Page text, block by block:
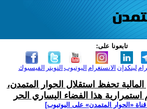
تابعونا على:
الفيسبوك التويتر اليوتيوب الانستغرام لينكدإن
تحفظ استقلال الحوار المتمدن،
هذا الفضاء اليساري الحر
‫«الحوار المتمدن» على اليوتيوب]